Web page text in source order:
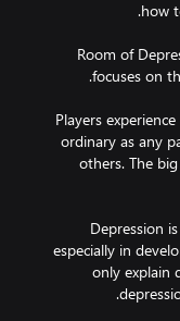
"Room of
Players
ordinary as any
others. The
Depression
especially in
only explain